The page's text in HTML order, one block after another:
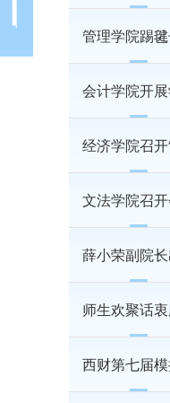
管理学院踢
会计学院开
经济学院召
文法学院召
薛小荣副院
师生欢聚话
西财第七届